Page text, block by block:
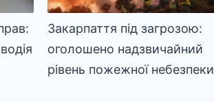
Закарпаття під загрозою:
оголошено надзвичайний
рівень пожежної небезпеки